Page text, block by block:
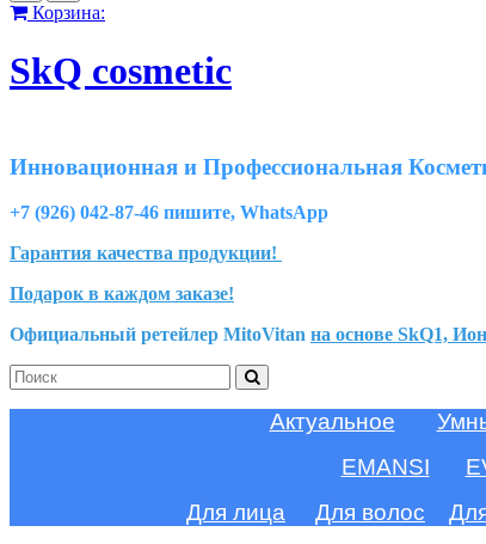
Корзина:
SkQ cosmetic
Инновационная и Профессиональная
+7 (926) 042-87-46 пишите, WhatsApp
Гарантия качества продукции!
Подарок в каждом заказе!
Официальный ретейлер MitoVitan на основе SkQ1,
Актуальное
EMANSI
Для лица
Для волос